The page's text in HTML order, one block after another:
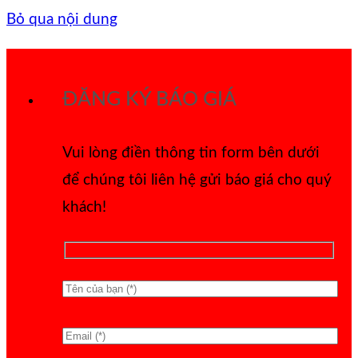
Bỏ qua nội dung
ĐĂNG KÝ BÁO GIÁ
Vui lòng điền thông tin form bên dưới
để chúng tôi liên hệ gửi báo giá cho quý
khách!